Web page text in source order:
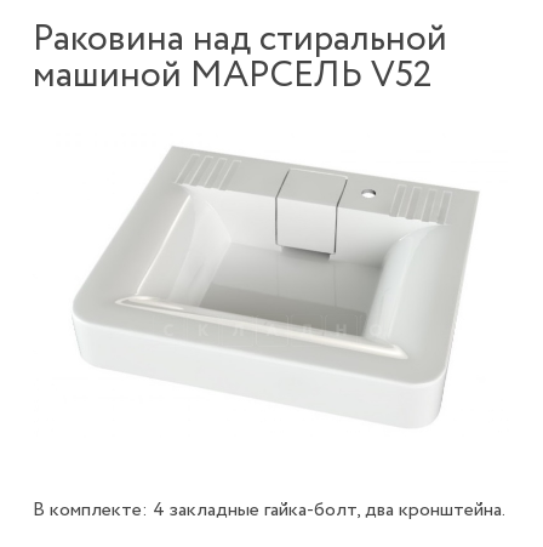
Раковина над стиральной
машиной МАРСЕЛЬ V52
В комплекте: 4 закладные гайка-болт, два кронштейна.